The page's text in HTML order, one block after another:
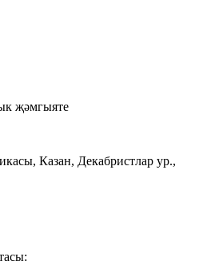
җәмгыяте
Казан, Декабристлар ур.,